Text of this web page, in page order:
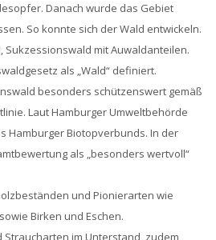
Danach wurde das Gebiet
So konnte sich der Wald entwickeln.
Sukzessionswald mit Auwaldanteilen.
als „Wald“ definiert.
besonders schützenswert gemäß
Laut Hamburger Umweltbehörde
Hamburger Biotopverbunds. In der
als „besonders wertvoll“
und Pionierarten wie
Birken und Eschen.
Straucharten im Unterstand, zudem